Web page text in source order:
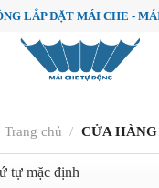
LẮP ĐẶT MÁI CHE -
Trang chủ / CỬA HÀNG